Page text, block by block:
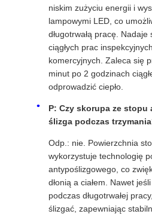
niskim zużyciu energii i
lampowymi LED, co
długotrwałą pracę. Nadaje
ciągłych prac
komercyjnych. Zaleca się
minut po 2 godzinach
odprowadzić ciepło.
P: Czy skorupa ze stopu
ślizga podczas
Odp.: nie. Powierzchnia
wykorzystuje technologię
antypoślizgowego, co
dłonią a ciałem. Nawet
podczas długotrwałej
ślizgać, zapewniając